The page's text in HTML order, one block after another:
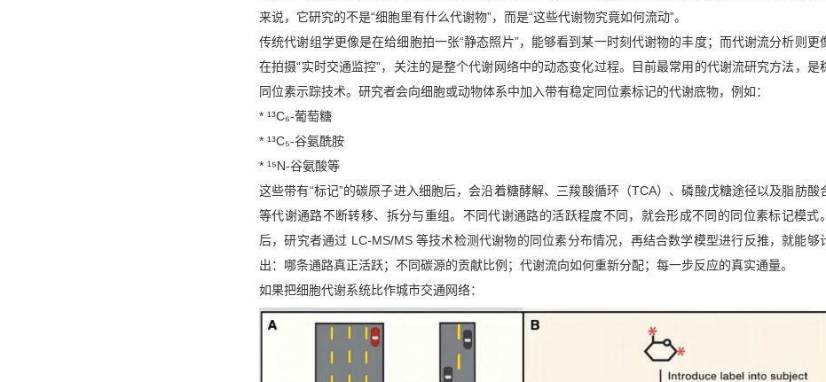
来说，它研究的不是“细胞里有什么代谢物”，而是“这些代谢物究竟如何流动”。
传统代谢组学更像是在给细胞拍一张“静态照片”，能够看到某一时刻代谢物的丰度；而代谢流分析则更
在拍摄“实时交通监控”，关注的是整个代谢网络中的动态变化过程。目前最常用的代谢流研究方法，是
同位素示踪技术。研究者会向细胞或动物体系中加入带有稳定同位素标记的代谢底物，例如：
* ¹³C₆-葡萄糖
* ¹³C₅-谷氨酰胺
* ¹⁵N-谷氨酸等
这些带有“标记”的碳原子进入细胞后，会沿着糖酵解、三羧酸循环（TCA）、磷酸戊糖途径以及脂肪酸
等代谢通路不断转移、拆分与重组。不同代谢通路的活跃程度不同，就会形成不同的同位素标记模式
后，研究者通过 LC-MS/MS 等技术检测代谢物的同位素分布情况，再结合数学模型进行反推，就能够
出：哪条通路真正活跃；不同碳源的贡献比例；代谢流向如何重新分配；每一步反应的真实通量。
如果把细胞代谢系统比作城市交通网络：